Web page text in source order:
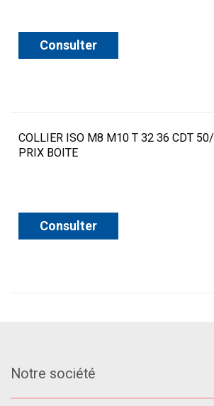
Consulter
COLLIER ISO M8 M10 T 32 36 CDT 50/
PRIX BOITE
Consulter
Notre société